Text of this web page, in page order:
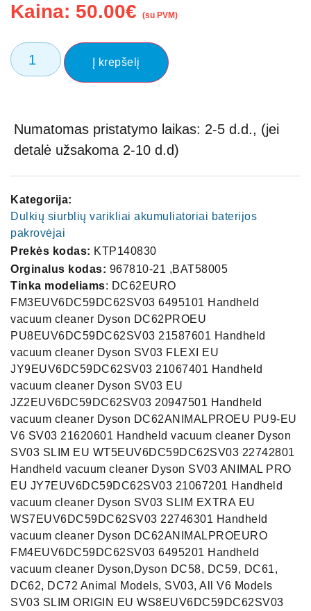
Kaina: 50.00€ (su PVM)
Į krepšelį
Numatomas pristatymo laikas: 2-5 d.d., (jei
detalė užsakoma 2-10 d.d)
Kategorija:
Dulkių siurblių varikliai akumuliatoriai baterijos
pakrovėjai
Prekės kodas: KTP140830
Orginalus kodas: 967810-21 ,BAT58005
Tinka modeliams: DC62EURO
FM3EUV6DC59DC62SV03 6495101 Handheld
vacuum cleaner Dyson DC62PROEU
PU8EUV6DC59DC62SV03 21587601 Handheld
vacuum cleaner Dyson SV03 FLEXI EU
JY9EUV6DC59DC62SV03 21067401 Handheld
vacuum cleaner Dyson SV03 EU
JZ2EUV6DC59DC62SV03 20947501 Handheld
vacuum cleaner Dyson DC62ANIMALPROEU PU9-EU
V6 SV03 21620601 Handheld vacuum cleaner Dyson
SV03 SLIM EU WT5EUV6DC59DC62SV03 22742801
Handheld vacuum cleaner Dyson SV03 ANIMAL PRO
EU JY7EUV6DC59DC62SV03 21067201 Handheld
vacuum cleaner Dyson SV03 SLIM EXTRA EU
WS7EUV6DC59DC62SV03 22746301 Handheld
vacuum cleaner Dyson DC62ANIMALPROEURO
FM4EUV6DC59DC62SV03 6495201 Handheld
vacuum cleaner Dyson,Dyson DC58, DC59, DC61,
DC62, DC72 Animal Models, SV03, All V6 Models
SV03 SLIM ORIGIN EU WS8EUV6DC59DC62SV03